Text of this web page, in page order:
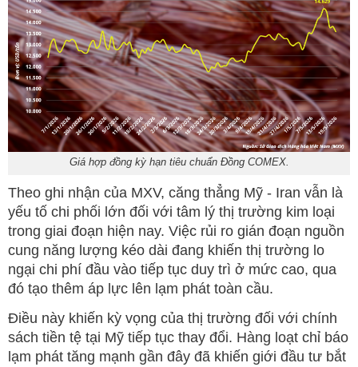
Giá hợp đồng kỳ hạn tiêu chuẩn Đồng COMEX.
Theo ghi nhận của MXV, căng thẳng Mỹ - Iran vẫn là
yếu tố chi phối lớn đối với tâm lý thị trường kim loại
trong giai đoạn hiện nay. Việc rủi ro gián đoạn nguồn
cung năng lượng kéo dài đang khiến thị trường lo
ngại chi phí đầu vào tiếp tục duy trì ở mức cao, qua
đó tạo thêm áp lực lên lạm phát toàn cầu.
Điều này khiến kỳ vọng của thị trường đối với chính
sách tiền tệ tại Mỹ tiếp tục thay đổi. Hàng loạt chỉ báo
lạm phát tăng mạnh gần đây đã khiến giới đầu tư bắt